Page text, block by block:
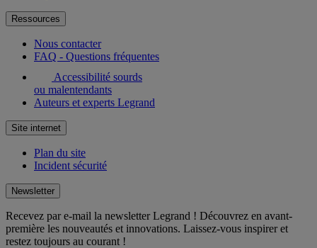
Ressources
Nous contacter
FAQ - Questions fréquentes
Accessibilité sourds
ou malentendants
Auteurs et experts Legrand
Site internet
Plan du site
Incident sécurité
Newsletter
Recevez par e-mail la newsletter Legrand ! Découvrez en avant-
première les nouveautés et innovations. Laissez-vous inspirer et
restez toujours au courant !